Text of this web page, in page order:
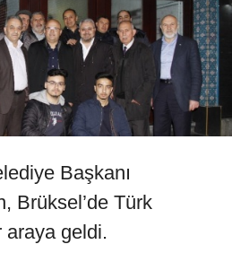
Başkanı
Brüksel’de Türk
araya geldi.